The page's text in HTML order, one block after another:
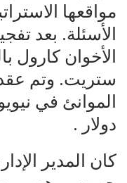
مواقعها
الأخوان كارول
ستريت. وتم
دولار .
كان المدير